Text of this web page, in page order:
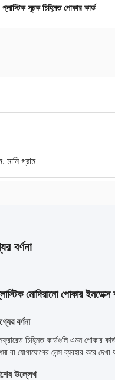
প্লাস্টিক সূচক চিহ্নিত পোকার কার্ড
মানি গ্রাম
বর্ণনা
মোদিয়ানো পোকার
বর্ণনা
চিহ্নিত কার্ডগুলি এমন পোকার
বা যোগাযোগের লেন্স ব্যবহার করে দেখা
উল্লেখ